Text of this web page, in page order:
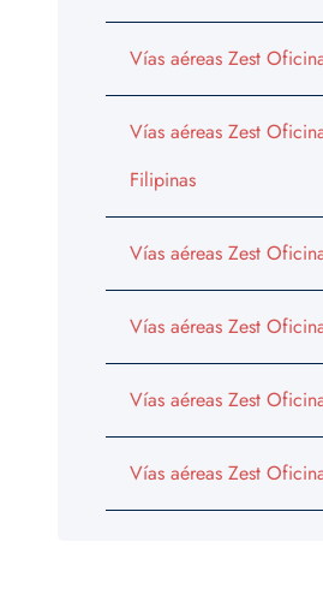
Vías aéreas Zest
Vías aéreas Zest
Filipinas
Vías aéreas Zest
Vías aéreas Zest
Vías aéreas Zest
Vías aéreas Zest